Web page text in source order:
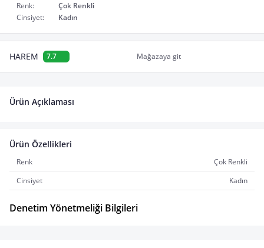
Renk:
Çok Renkli
Cinsiyet:
Kadın
HAREM 7.7 Mağazaya git
Ürün Açıklaması
Ürün Özellikleri
Renk
Çok Renkli
Cinsiyet
Kadın
Denetim Yönetmeliği Bilgileri